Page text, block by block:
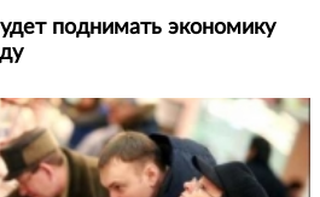
поднимать экономику